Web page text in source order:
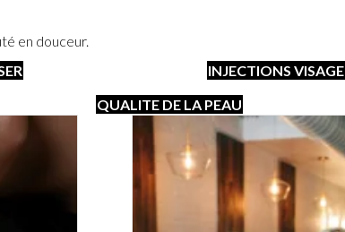
en douceur.
INJECTIONS VISAGE
QUALITE DE LA PEAU